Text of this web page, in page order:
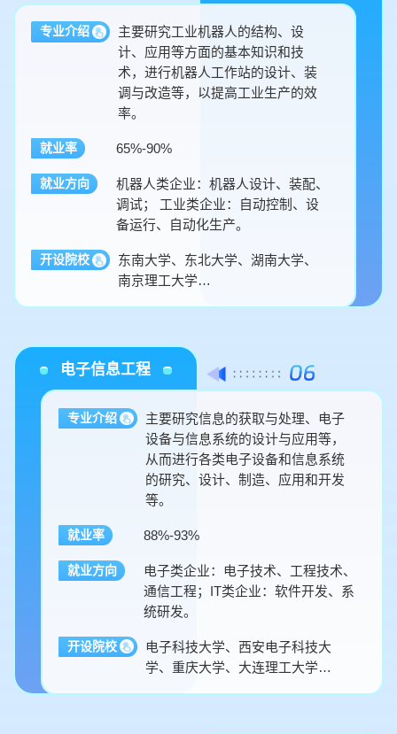
专业介绍
主要研究工业机器人的结构、设
计、应用等方面的基本知识和技
术，进行机器人工作站的设计、装
调与改造等，以提高工业生产的效
率。
就业率 65%-90%
就业方向
机器人类企业：机器人设计、装配、
调试； 工业类企业：自动控制、设
备运行、自动化生产。
开设院校
东南大学、东北大学、湖南大学、
南京理工大学…
电子信息工程
专业介绍
主要研究信息的获取与处理、电子
设备与信息系统的设计与应用等，
从而进行各类电子设备和信息系统
的研究、设计、制造、应用和开发
等。
就业率 88%-93%
就业方向
电子类企业：电子技术、工程技术、
通信工程；IT类企业：软件开发、系
统研发。
开设院校
电子科技大学、西安电子科技大
学、重庆大学、大连理工大学…